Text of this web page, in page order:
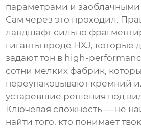
параметрами и
Сам через это проходил.
ландшафт сильно
гиганты вроде HXJ, которые
задают тон в high-
сотни мелких фабрик,
переупаковывают кремний
устаревшие решения под
Ключевая сложность — не
найти того, кто понимает